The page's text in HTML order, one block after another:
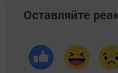
Оставляйте